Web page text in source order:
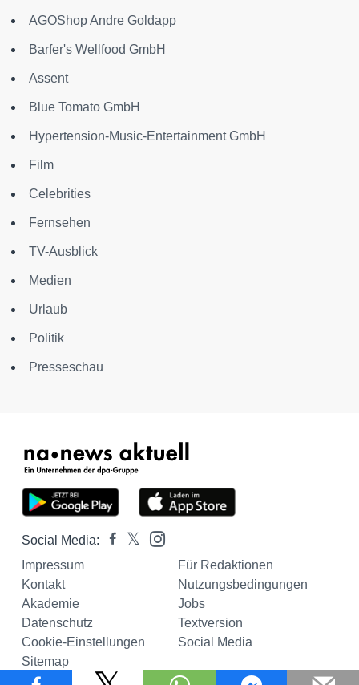
AGOShop Andre Goldapp
Barfer's Wellfood GmbH
Assent
Blue Tomato GmbH
Hypertension-Music-Entertainment GmbH
Film
Celebrities
Fernsehen
TV-Ausblick
Medien
Urlaub
Politik
Presseschau
Social Media:
Impressum
Für Redaktionen
Kontakt
Nutzungsbedingungen
Akademie
Jobs
Datenschutz
Textversion
Cookie-Einstellungen
Social Media
Sitemap